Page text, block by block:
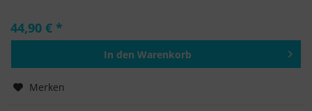
44,90 € *
In den Warenkorb
Merken